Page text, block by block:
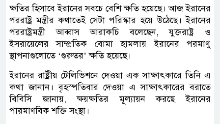
ক্ষতির হিসাবে ইরানের সবচে বেশি ক্ষতি হয়েছে। আজ ইরানের
পররাষ্ট্র মন্ত্রীর কথাতেই সেটা পরিস্কার হয়ে উঠেছে। ইরানের
পররাষ্ট্রমন্ত্রী আব্বাস আরাকচি বলেছেন, যুক্তরাষ্ট্র ও
ইসরায়েলের সাম্প্রতিক বোমা হামলায় ইরানের পরমাণু
স্থাপনাগুলোতে ‘গুরুতর’ ক্ষতি হয়েছে।
ইরানের রাষ্ট্রীয় টেলিভিশনে দেওয়া এক সাক্ষাৎকারে তিনি এ
কথা জানান। বৃহস্পতিবার দেওয়া এ সাক্ষাৎকারের বরাতে
বিবিসি জানায়, ক্ষয়ক্ষতির মূল্যায়ন করছে ইরানের
পারমাণবিক শক্তি সংস্থা।